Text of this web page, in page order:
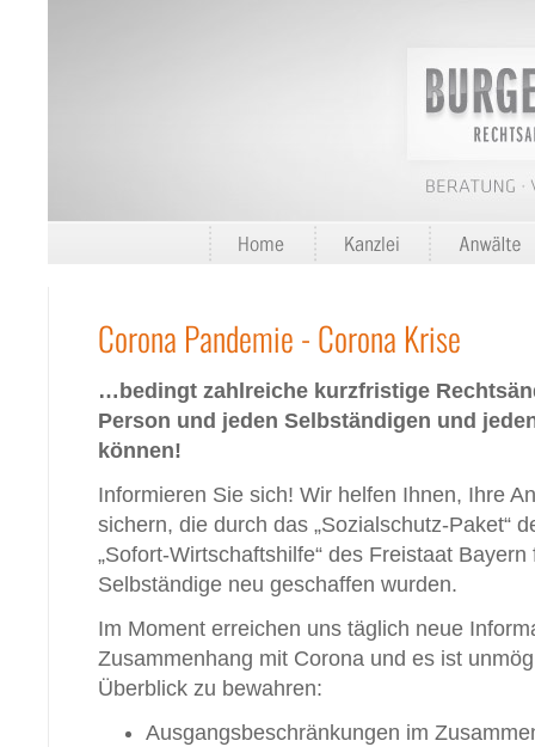
Corona Pandemie - Corona Krise
…bedingt zahlreiche kurzfristige
Person und jeden Selbständigen und
können!
Informieren Sie sich! Wir helfen Ihnen, Ihre
sichern, die durch das „Sozialschutz-Paket“
„Sofort-Wirtschaftshilfe“ des Freistaat
Selbständige neu geschaffen wurden.
Im Moment erreichen uns täglich neue
Zusammenhang mit Corona und es ist
Überblick zu bewahren:
Ausgangsbeschränkungen im